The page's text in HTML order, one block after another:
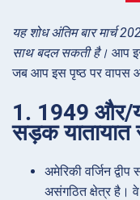
यह शोध अंतिम बार मार्च
साथ बदल सकती है। आप
जब आप इस पृष्ठ पर वापस
1. 1949 और/
सड़क यातायात
अमेरिकी वर्जिन
असंगठित क्षेत्र है।